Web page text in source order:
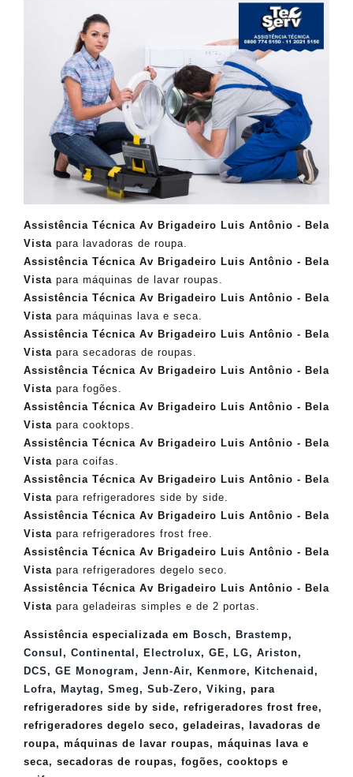
Assistência Técnica Av Brigadeiro Luis Antônio - Bela
Vista para lavadoras de roupa.
Assistência Técnica Av Brigadeiro Luis Antônio - Bela
Vista para máquinas de lavar roupas.
Assistência Técnica Av Brigadeiro Luis Antônio - Bela
Vista para máquinas lava e seca.
Assistência Técnica Av Brigadeiro Luis Antônio - Bela
Vista para secadoras de roupas.
Assistência Técnica Av Brigadeiro Luis Antônio - Bela
Vista para fogões.
Assistência Técnica Av Brigadeiro Luis Antônio - Bela
Vista para cooktops.
Assistência Técnica Av Brigadeiro Luis Antônio - Bela
Vista para coifas.
Assistência Técnica Av Brigadeiro Luis Antônio - Bela
Vista para refrigeradores side by side.
Assistência Técnica Av Brigadeiro Luis Antônio - Bela
Vista para refrigeradores frost free.
Assistência Técnica Av Brigadeiro Luis Antônio - Bela
Vista para refrigeradores degelo seco.
Assistência Técnica Av Brigadeiro Luis Antônio - Bela
Vista para geladeiras simples e de 2 portas.
Assistência especializada em Bosch, Brastemp,
Consul , Continental , Electrolux, GE , LG, Ariston,
DCS , GE Monogram , Jenn-Air, Kenmore, Kitchenaid ,
Lofra, Maytag , Smeg , Sub-Zero, Viking , para
refrigeradores side by side, refrigeradores frost free,
refrigeradores degelo seco, geladeiras, lavadoras de
roupa, máquinas de lavar roupas, máquinas lava e
seca, secadoras de roupas, fogões, cooktops e